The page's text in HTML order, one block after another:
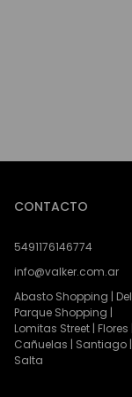
CONTACTO
5491176146774
info@valker.com.ar
Abasto Shopping | Del
Parque Shopping |
Lomitas Street | Flores
Cañuelas | Santiago |
Salta